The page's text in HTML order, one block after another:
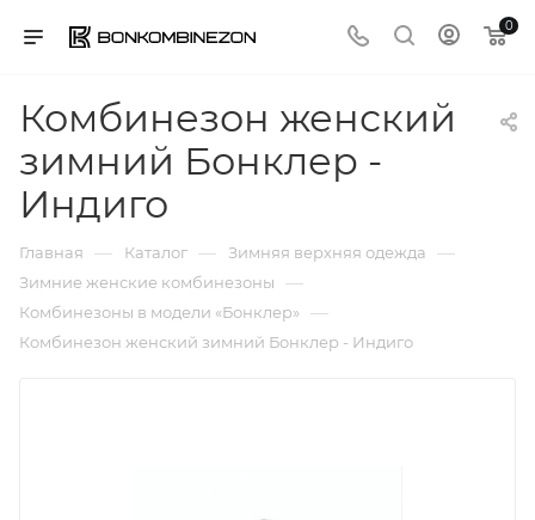
0
Комбинезон женский
зимний Бонклер -
Индиго
Главная — Каталог — Зимняя верхняя одежда —
Зимние женские комбинезоны —
Комбинезоны в модели «Бонклер» —
Комбинезон женский зимний Бонклер - Индиго